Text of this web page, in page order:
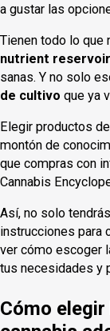
a gustar las
Tienen todo lo que
nutrient
sanas. Y no solo
de cultivo que ya
Elegir productos
montón de
que compras con
Cannabis
Así, no solo
instrucciones para
ver cómo escoger
tus necesidades y
Cómo